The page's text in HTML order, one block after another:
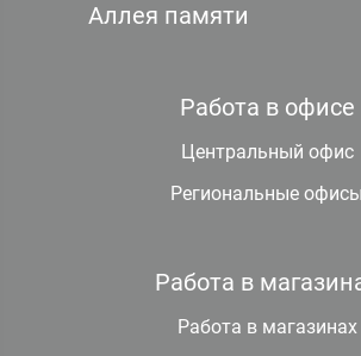
Аллея памяти
Работа в офисе
Центральный офис
Региональные офисы
Работа в
Работа в магазинах